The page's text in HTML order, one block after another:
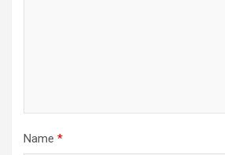
Name *